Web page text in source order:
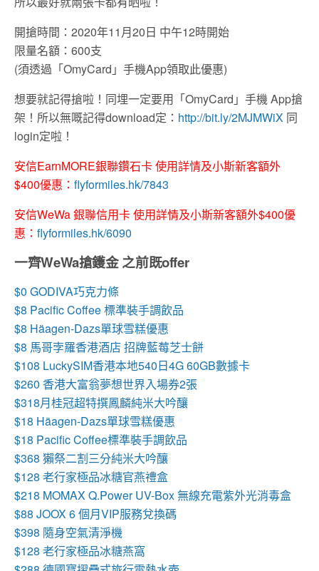
開搶時間：2020年11月20日 中午12時開始
限量名額：600支
(須透過「OmyCard」手機App領取此優惠)
想要就記得搶啦！同埋一定要用「OmyCard」手機 App搶
架！所以無嘅記得download定： http://bit.ly/2MJMWiX 同
login定啦！
安信EarnMORE銀聯鑽石卡 使用詳情及小斯新客額外
$400優惠： flyformiles.hk/7843
安信WeWa 銀聯信用卡 使用詳情及小斯新客額外$400優
惠： flyformiles.hk/6090
一齊WeWa搶鑊金 之前既offer
$0 GODIVA巧克力條
$8 Pacific Coffee 標準裝手調飲品
$8 Häagen-Dazs單球雪糕優惠
$8 馬哥孛羅香港酒店 招牌藍莓芝士餅
$108 LuckySIM香港本地540日4G 60GB數據卡
$260 香港大富翁夢想世界入場券2張
$318月桂冠超特撰鳳麟純米大吟釀
$18 Häagen-Dazs單球雪糕優惠
$18 Pacific Coffee標準裝手調飲品
$368 獺祭二割三分純米大吟釀
$128 老行家極品冰糖官燕禮盒
$218 MOMAX Q.Power UV-Box 無線充電紫外光消毒盒
$88 JOOX 6 個月VIP服務兌換碼
$398 隨身空氣清淨機
$128 老行家極品冰糖燕窩